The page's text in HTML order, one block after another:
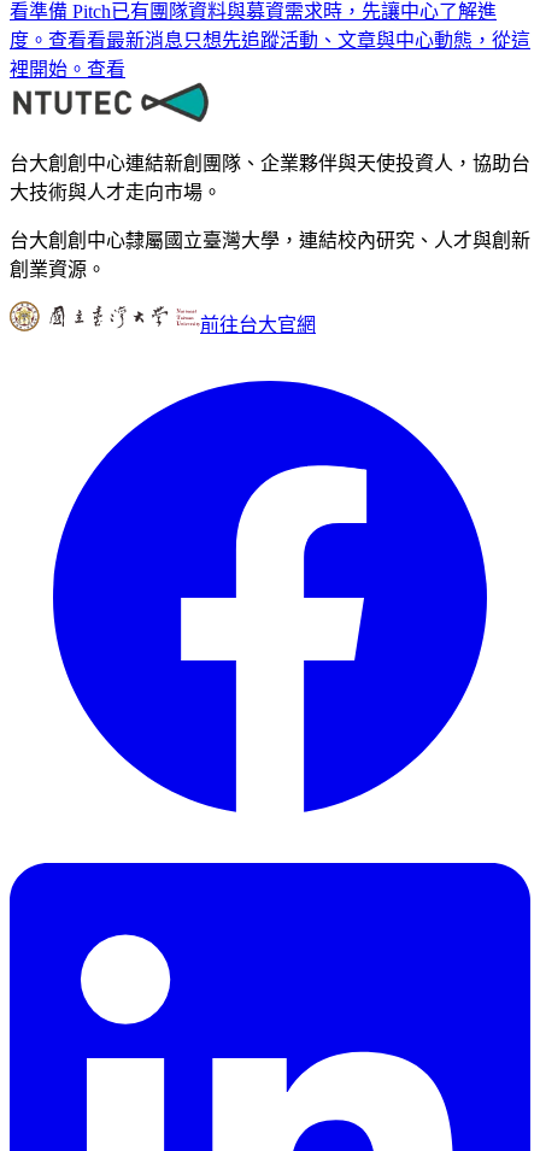
看準備 Pitch已有團隊資料與募資需求時，先讓中心了解進
度。 查看看最新消息只想先追蹤活動、文章與中心動態，從這
裡開始。 查看
台大創創中心連結新創團隊、企業夥伴與天使投資人，協助台
大技術與人才走向市場。
台大創創中心隸屬國立臺灣大學，連結校內研究、人才與創新
創業資源。
前往台大官網